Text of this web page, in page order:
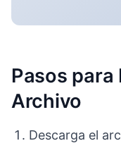
Pasos
Archivo
Descarga el